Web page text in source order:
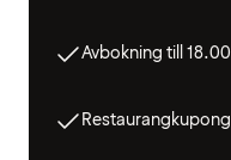
Avbokning till 18.00
Restaurangkupong